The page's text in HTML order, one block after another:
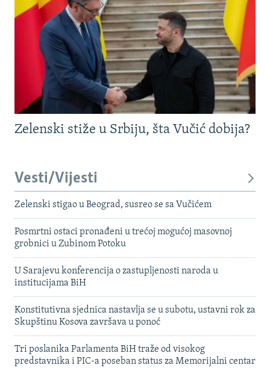
Zelenski stiže u Srbiju, šta Vučić dobija?
Vesti/Vijesti
Zelenski stigao u Beograd, susreo se sa Vučićem
Posmrtni ostaci pronađeni u trećoj mogućoj masovnoj
grobnici u Zubinom Potoku
U Sarajevu konferencija o zastupljenosti naroda u
institucijama BiH
Konstitutivna sjednica nastavlja se u subotu, ustavni rok za
Skupštinu Kosova završava u ponoć
Tri poslanika Parlamenta BiH traže od visokog
predstavnika i PIC-a poseban status za Memorijalni centar